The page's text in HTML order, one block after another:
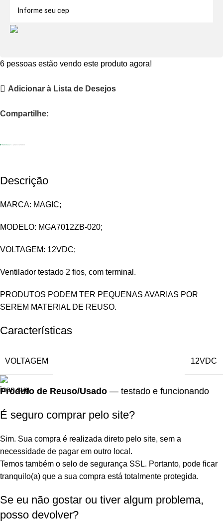
6 pessoas estão vendo este produto agora!
Adicionar à Lista de Desejos
Compartilhe:
Descrição
MARCA: MAGIC;
MODELO: MGA7012ZB-020;
VOLTAGEM: 12VDC;
Ventilador testado 2 fios, com terminal.
PRODUTOS PODEM TER PEQUENAS AVARIAS POR
SEREM MATERIAL DE REUSO.
Características
VOLTAGEM 12VDC
Produto de Reuso/Usado — testado e funcionando
É seguro comprar pelo site?
Sim. Sua compra é realizada direto pelo site, sem a
necessidade de pagar em outro local.
Temos também o selo de segurança SSL. Portanto, pode ficar
tranquilo(a) que a sua compra está totalmente protegida.
Se eu não gostar ou tiver algum problema,
posso devolver?